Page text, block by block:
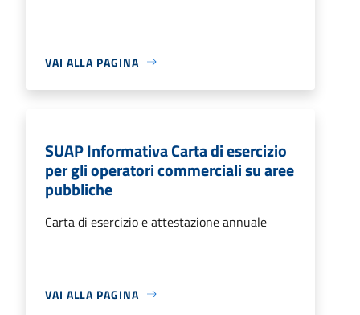
VAI ALLA PAGINA
SUAP Informativa Carta di esercizio
per gli operatori commerciali su aree
pubbliche
Carta di esercizio e attestazione annuale
VAI ALLA PAGINA